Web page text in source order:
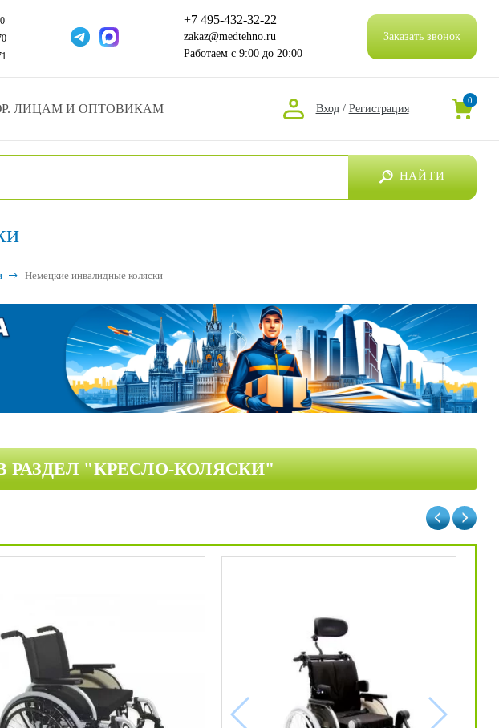
+7 495-432-32-22
zakaz@medtehno.ru
Работаем с 9:00 до 20:00
Заказать звонок
ЛИЦАМ И ОПТОВИКАМ Вход / Регистрация
0
НАЙТИ
Немецкие инвалидные коляски
РАЗДЕЛ"КРЕСЛО-КОЛЯСКИ"